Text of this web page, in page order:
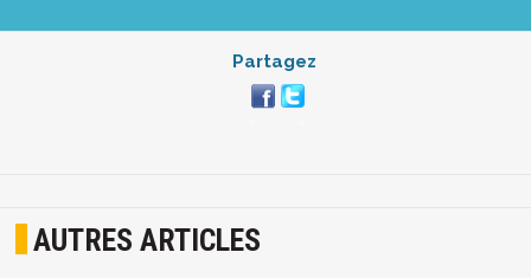
Partagez
AUTRES ARTICLES